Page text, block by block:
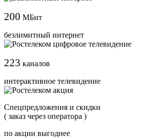
200 МБит
безлимитный интернет
223 каналов
интерактивное телевидение
Cпецпредложения и скидки
( заказ через оператора )
по акции выгоднее